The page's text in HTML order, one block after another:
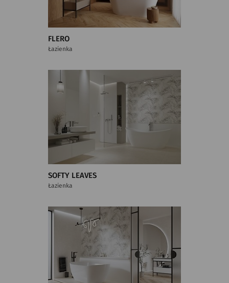
FLERO
Łazienka
SOFTY LEAVES
Łazienka